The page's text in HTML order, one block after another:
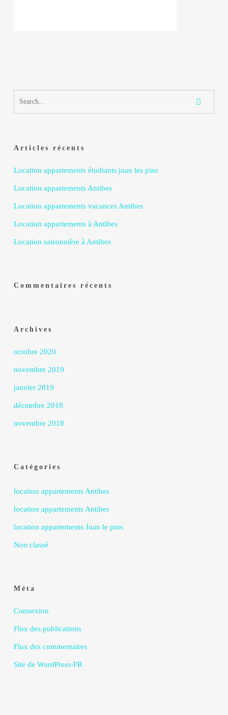
Articles récents
Location appartements étudiants juan les pins
Location appartements Antibes
Location appartements vacances Antibes
Location appartements à Antibes
Location saisonnière à Antibes
Commentaires récents
Archives
octobre 2020
novembre 2019
janvier 2019
décembre 2018
novembre 2018
Catégories
location appartements Antibes
location appartements Antibes
location appartements Juan le pins
Non classé
Méta
Connexion
Flux des publications
Flux des commentaires
Site de WordPress-FR